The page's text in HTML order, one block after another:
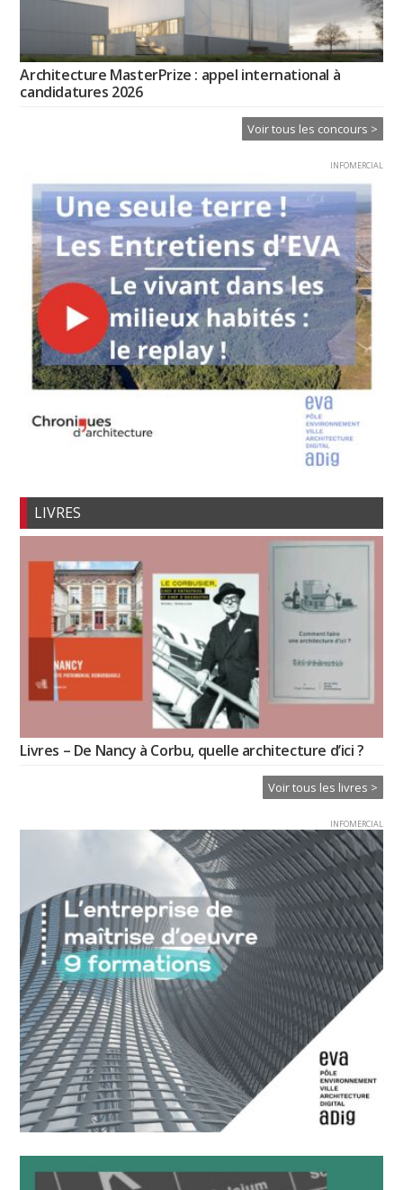
Architecture MasterPrize : appel international à
candidatures 2026
Voir tous les concours >
INFOMERCIAL
LIVRES
Livres – De Nancy à Corbu, quelle architecture d’ici ?
Voir tous les livres >
INFOMERCIAL